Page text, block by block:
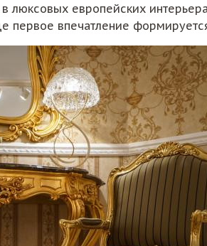
люксовых европейских
первое впечатление